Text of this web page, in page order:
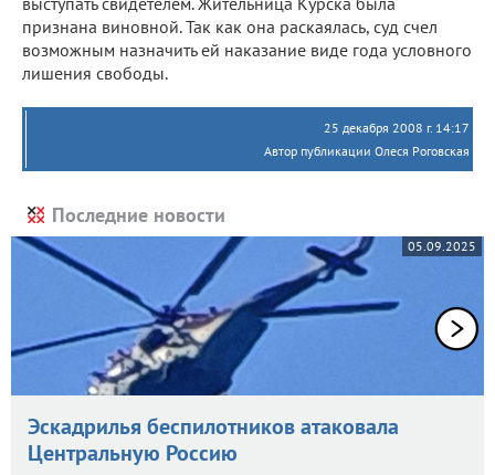
признана виновной. Так как она раскаялась, суд счел
возможным назначить ей наказание виде года условного
лишения свободы.
25 декабря 2008 г. 14:17
Автор публикации Олеся Роговская
Последние новости
05.09.2025
Эскадрилья беспилотников атаковала
Центральную Россию